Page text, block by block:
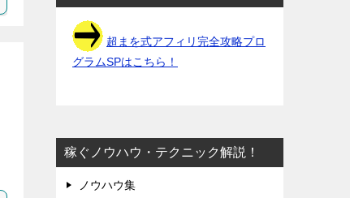
超まを式アフィリ完全攻略プロ
グラムSPはこちら！
稼ぐノウハウ・テクニック解説！
ノウハウ集